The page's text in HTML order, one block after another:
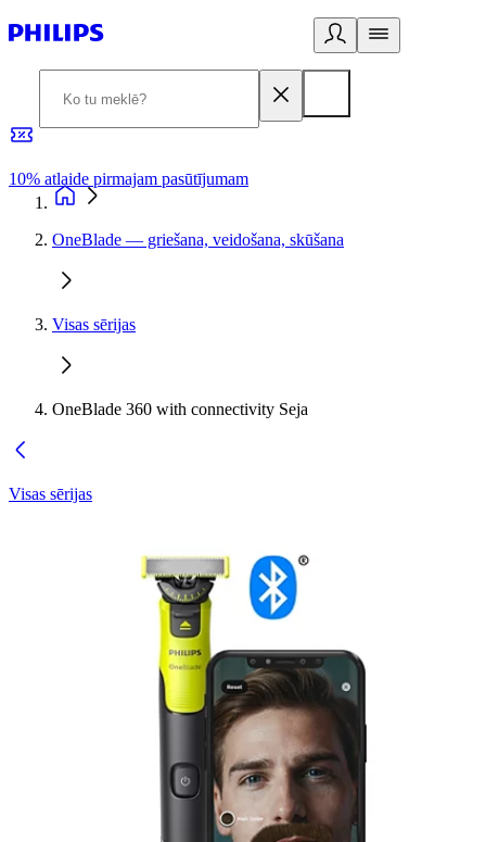
10% atlaide pirmajam pasūtījumam
OneBlade — griešana, veidošana, skūšana
Visas sērijas
OneBlade 360 with connectivity Seja
Visas sērijas